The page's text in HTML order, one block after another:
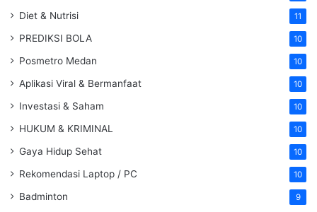
Diet & Nutrisi 11
PREDIKSI BOLA 10
Posmetro Medan 10
Aplikasi Viral & Bermanfaat 10
Investasi & Saham 10
HUKUM & KRIMINAL 10
Gaya Hidup Sehat 10
Rekomendasi Laptop / PC 10
Badminton 9